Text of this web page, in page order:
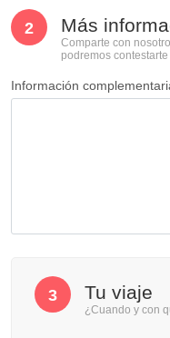
2 Más
Comparte con
podremos
Información
3 Tu viaje
¿Cuando y con